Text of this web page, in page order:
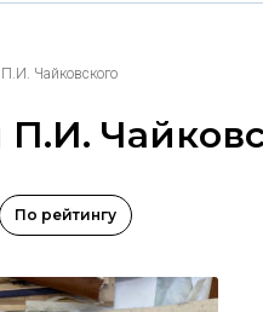
Чайковского
По рейтингу